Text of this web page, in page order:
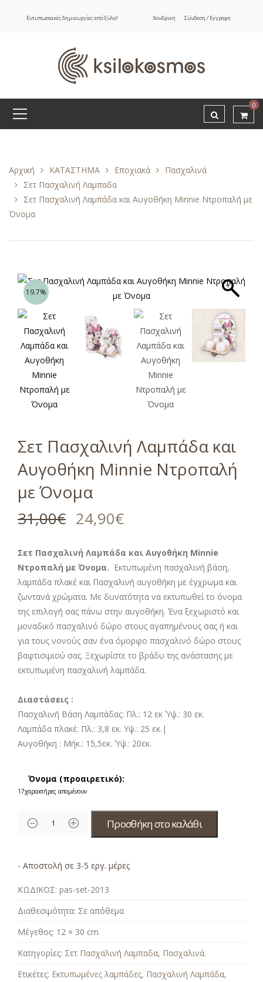
Εντυπωσιακές δημιουργίες από ξύλο! Χονδρική Σύνδεση / Εγγραφή
0
Αρχική ΚΑΤΑΣΤΗΜΑ Εποχιακά
Πασχαλινά
Σετ Πασχαλινή Λαμπαδα
Σετ Πασχαλινή Λαμπάδα και Αυγοθήκη Minnie Ντροπαλή με
Όνομα
19.7%
Σετ Πασχαλινή Λαμπάδα και
Αυγοθήκη Minnie Ντροπαλή
με Όνομα
31,00€ 24,90€
Σετ Πασχαλινή Λαμπάδα και Αυγοθήκη Minnie
Ντροπαλή με Όνομα. Εκτυπωμένη πασχαλινή βάση,
λαμπάδα πλακέ και Πασχαλινή αυγοθήκη με έγχρωμα και
ζωντανά χρώματα. Με δυνατότητα να εκτυπωθεί το όνομα
της επιλογή σας πάνω στην αυγοθήκη. Ένα ξεχωριστό και
μοναδικό πασχαλινό δώρο στους αγαπημένους σας ή και
για τους νονούς σαν ένα όμορφο πασχαλινό δώρο στους
βαφτισιμιού σας. Ξεχωρίστε το βράδυ της ανάστασης με
εκτυπωμένη πασχαλινή λαμπάδα.
Διαστάσεις :
Πασχαλινή Βάση Λαμπάδας: Πλ.: 12 εκ Ύψ.: 30 εκ.
Λαμπάδα πλακέ: Πλ.: 3,8 εκ. Υψ.: 25 εκ.|
Αυγοθήκη : Μήκ.: 15,5εκ. Ύψ.: 20εκ.
Όνομα (προαιρετικό):
17χαρακτήρες απομένουν
Προσθήκη στο καλάθι
- Αποστολή σε 3-5 εργ. μέρες
ΚΩΔΙΚΟΣ: pas-set-2013
Διαθεσιμότητα: Σε απόθεμα
Μέγεθος: 12 × 30 cm
Κατηγορίες: Σετ Πασχαλινή Λαμπαδα, Πασχαλινά.
Ετικέτες: Εκτυπωμένες λαμπάδες, Πασχαλινή Λαμπάδα,